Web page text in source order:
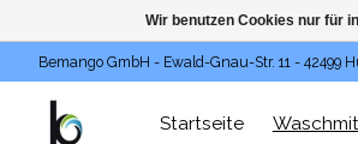
Bemango GmbH - Ewald-Gnau-Str. 11 - 42499
Startseite
Wir benutzen Cookies nur für